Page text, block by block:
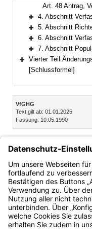
Bereich reduzieren
Art. 48 Antrag,
Bereich erweitern
4. Abschnitt Verfassungsstreitigkeiten zwischen
Bereich erweitern
5. Abschnitt
Bereich erweitern
6. Abschnitt
Bereich erweitern
7. Abschnitt
Bereich erweitern
Vierter Teil Änderungs-,
[Schlussformel]
Inhalt
VfGHG
Text gilt ab: 01.01.2025
Fassung: 10.05.1990
3. Abschnitt
der Mitglieder des
Mitgliedschaft beim
Art. 48 Antrag,
Bayern.de
BayernPortal